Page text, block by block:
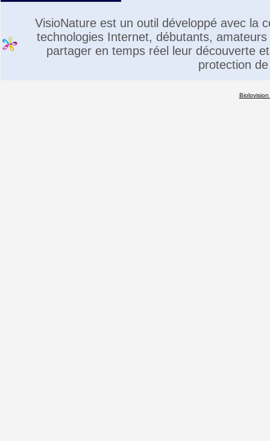
VisioNature est un outil développé avec la
technologies Internet, débutants,
partager en temps réel leur découverte
protection
Biolovision